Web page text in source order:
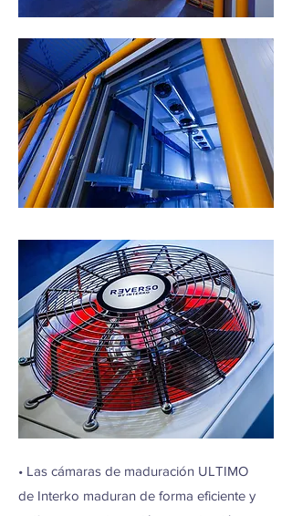
• Las cámaras de maduración ULTIMO
de Interko maduran de forma eficiente y